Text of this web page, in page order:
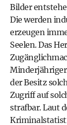
Bilder
Die werden
erzeugen
Seelen. Das
Minderjähriger
der Besitz
Zugriff auf
strafbar. Laut